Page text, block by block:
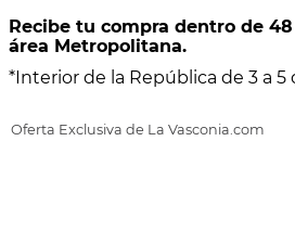
Recibe tu compra dentro de
área Metropolitana.
*Interior de la República de 3 a 5
Oferta Exclusiva de La Vasconia.com